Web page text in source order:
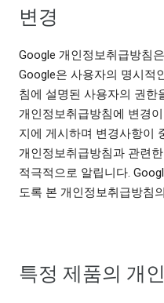
변경
Google 개인정보취급방침
Google은 사용자의 명시적
침에 설명된 사용자의 권한
개인정보취급방침에 변경
지에 게시하며 변경사항이
개인정보취급방침과 관련
적극적으로 알립니다.
도록 본 개인정보취급방침
특정 제품의 개